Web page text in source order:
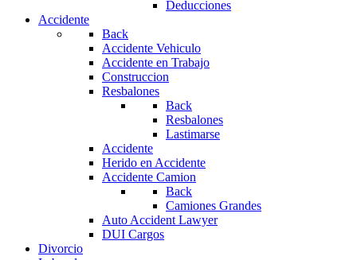
Deducciones
Accidente
Back
Accidente Vehiculo
Accidente en Trabajo
Construccion
Resbalones
Back
Resbalones
Lastimarse
Accidente
Herido en Accidente
Accidente Camion
Back
Camiones Grandes
Auto Accident Lawyer
DUI Cargos
Divorcio